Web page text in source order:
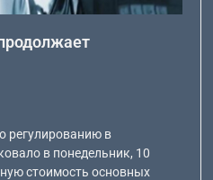
регулированию в
в понедельник, 10
стоимость основных